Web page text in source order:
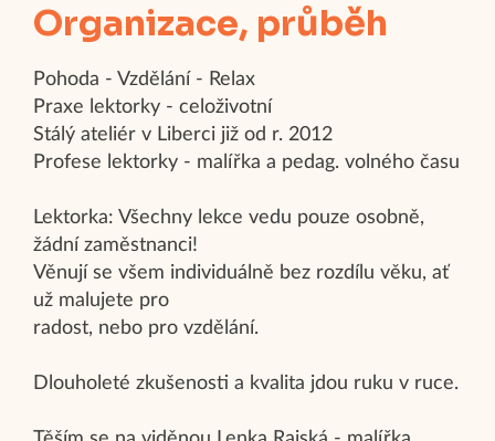
Organizace, průběh
Pohoda - Vzdělání - Relax
Praxe lektorky - celoživotní
Stálý ateliér v Liberci již od r. 2012
Profese lektorky - malířka a pedag. volného času
Lektorka: Všechny lekce vedu pouze osobně,
žádní zaměstnanci!
Věnují se všem individuálně bez rozdílu věku, ať
už malujete pro
radost, nebo pro vzdělání.
Dlouholeté zkušenosti a kvalita jdou ruku v ruce.